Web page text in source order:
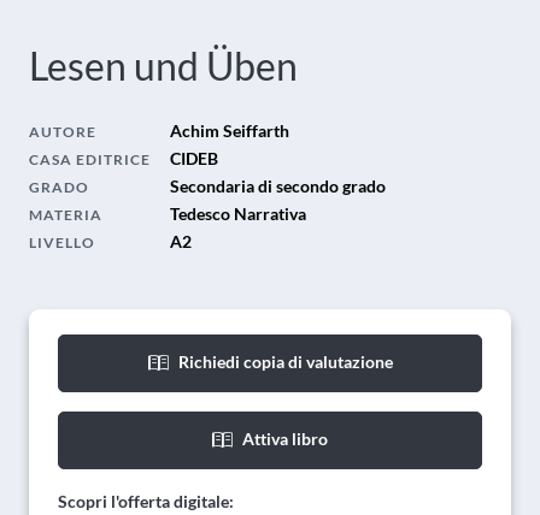
Lesen und Üben
AUTORE Achim Seiffarth
CASA EDITRICE CIDEB
GRADO Secondaria di secondo grado
MATERIA Tedesco Narrativa
LIVELLO A2
Richiedi copia di valutazione
Attiva libro
Scopri l'offerta digitale: